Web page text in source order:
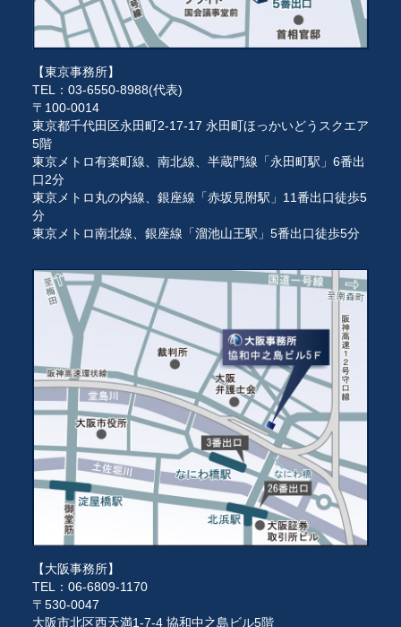
【東京事務所】
TEL：03-6550-8988(代表)
〒100-0014
東京都千代田区永田町2-17-17 永田町ほっかいどうスクエア
5階
東京メトロ有楽町線、南北線、半蔵門線「永田町駅」6番出
口2分
東京メトロ丸の内線、銀座線「赤坂見附駅」11番出口徒歩5
分
東京メトロ南北線、銀座線「溜池山王駅」5番出口徒歩5分
【大阪事務所】
TEL：06-6809-1170
〒530-0047
大阪市北区西天満1-7-4 協和中之島ビル5階